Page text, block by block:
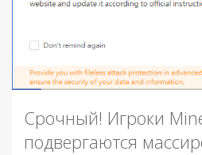
Срочный! Игроки
подвергаются